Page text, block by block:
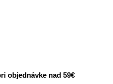
objednávke nad 59€